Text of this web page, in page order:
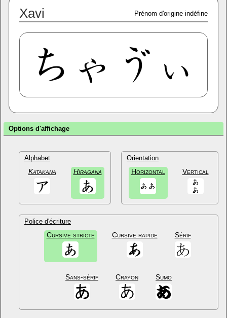
Xavi Prénom d'origine indéfine
Options d'affichage
Alphabet
Katakana Hiragana
Orientation
Horizontal Vertical
Police d'écriture
Cursive stricte Cursive rapide Sérif
Sans-sérif Crayon Sumo